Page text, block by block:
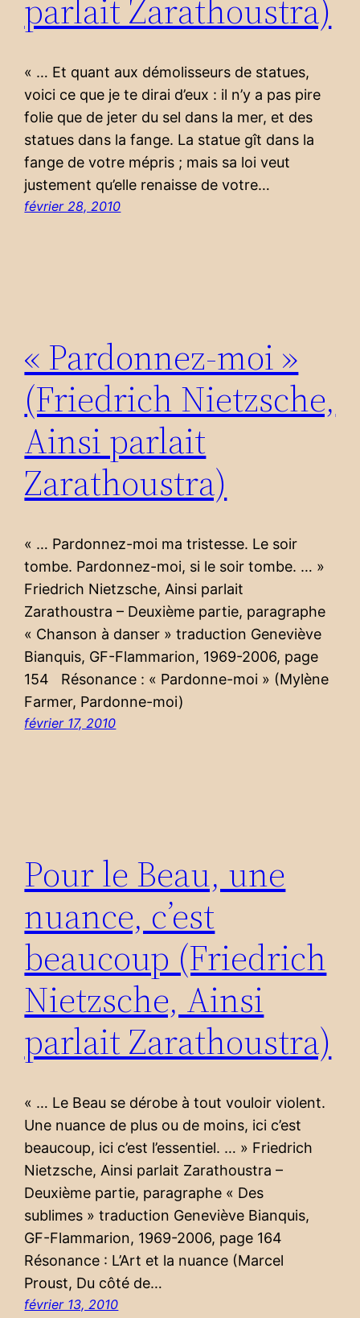
parlait Zarathoustra)
« … Et quant aux démolisseurs de statues,
voici ce que je te dirai d’eux : il n’y a pas pire
folie que de jeter du sel dans la mer, et des
statues dans la fange. La statue gît dans la
fange de votre mépris ; mais sa loi veut
justement qu’elle renaisse de votre…
février 28, 2010
« Pardonnez-moi »
(Friedrich Nietzsche,
Ainsi parlait
Zarathoustra)
« … Pardonnez-moi ma tristesse. Le soir
tombe. Pardonnez-moi, si le soir tombe. … »
Friedrich Nietzsche, Ainsi parlait
Zarathoustra – Deuxième partie, paragraphe
« Chanson à danser » traduction Geneviève
Bianquis, GF-Flammarion, 1969-2006, page
154 Résonance : « Pardonne-moi » (Mylène
Farmer, Pardonne-moi)
février 17, 2010
Pour le Beau, une
nuance, c’est
beaucoup (Friedrich
Nietzsche, Ainsi
parlait Zarathoustra)
« … Le Beau se dérobe à tout vouloir violent.
Une nuance de plus ou de moins, ici c’est
beaucoup, ici c’est l’essentiel. … » Friedrich
Nietzsche, Ainsi parlait Zarathoustra –
Deuxième partie, paragraphe « Des
sublimes » traduction Geneviève Bianquis,
GF-Flammarion, 1969-2006, page 164
Résonance : L’Art et la nuance (Marcel
Proust, Du côté de…
février 13, 2010